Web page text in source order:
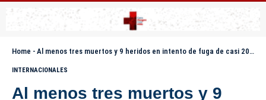
Home - Al menos tres muertos y 9 heridos en intento de fuga de casi 200 reos en cárcel de Panamá
INTERNACIONALES
Al menos tres muertos y 9